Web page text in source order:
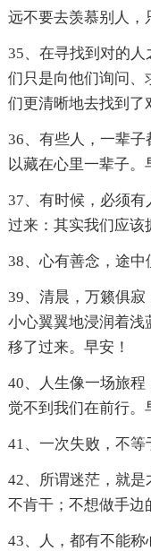
远不要去羡慕别人，
35、在寻找到对的
们只是向他们询问、
们更清晰地去找到了
36、有些人，一辈
以藏在心里一辈子。
37、有时候，必须
过来：其实我们应该
38、心有善念，途中
39、清晨，万籁俱寂
小心翼翼地浸润着浅
移了过来。早安！
40、人生像一场旅
觉不到我们在前行。
41、一次失败，不等
42、所谓迷茫，就
不肯干；不想做手边
43、人，都有不能